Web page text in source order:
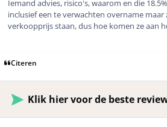
Iemand advies, risico's, waarom en die
inclusief een te verwachten overname maar
verkoopprijs staan, dus hoe komen ze aan
Citeren
Klik hier voor de beste